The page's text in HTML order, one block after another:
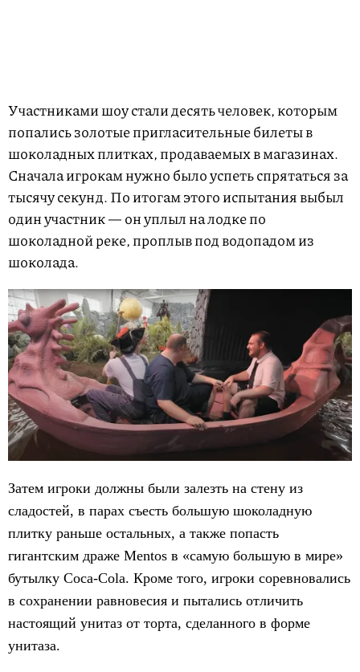
Участниками шоу стали десять человек, которым
попались золотые пригласительные билеты в
шоколадных плитках, продаваемых в магазинах.
Сначала игрокам нужно было успеть спрятаться за
тысячу секунд. По итогам этого испытания выбыл
один участник — он уплыл на лодке по
шоколадной реке, проплыв под водопадом из
шоколада.
Затем игроки должны были залезть на стену из
сладостей, в парах съесть большую шоколадную
плитку раньше остальных, а также попасть
гигантским драже Mentos в «самую большую в мире»
бутылку Coca-Cola. Кроме того, игроки соревновались
в сохранении равновесия и пытались отличить
настоящий унитаз от торта, сделанного в форме
унитаза.